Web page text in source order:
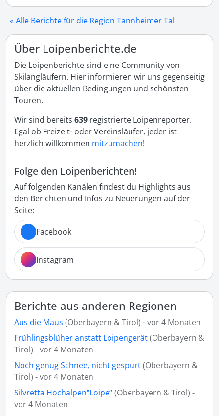
« Alle Berichte für die Region Tannheimer Tal
Über Loipenberichte.de
Die Loipenberichte sind eine Community von
Skilangläufern. Hier informieren wir uns gegenseitig
über die aktuellen Bedingungen und schönsten
Touren.
Wir sind bereits 639 registrierte Loipenreporter.
Egal ob Freizeit- oder Vereinsläufer, jeder ist
herzlich willkommen mitzumachen!
Folge den Loipenberichten!
Auf folgenden Kanälen findest du Highlights aus
den Berichten und Infos zu Neuerungen auf der
Seite:
Facebook
Instagram
Berichte aus anderen Regionen
Aus die Maus (Oberbayern & Tirol) - vor 4 Monaten
Frühlingsblüher anstatt Loipengerät(Oberbayern &
Tirol) - vor 4 Monaten
Noch genug Schnee, nicht gespurt(Oberbayern &
Tirol) - vor 4 Monaten
Silvretta Hochalpen“Loipe“(Oberbayern & Tirol) -
vor 4 Monaten